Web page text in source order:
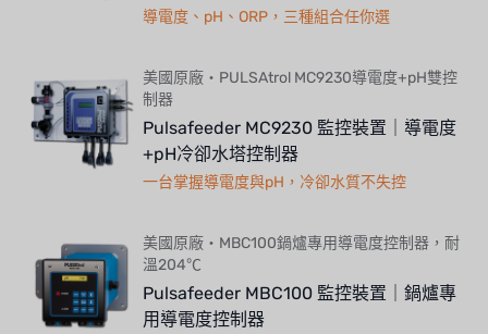
導電度、pH、ORP，三種組合任你選
美國原廠・PULSAtrol MC9230導電度+pH雙控
制器
Pulsafeeder MC9230 監控裝置｜導電度
+pH冷卻水塔控制器
一台掌握導電度與pH，冷卻水質不失控
美國原廠・MBC100鍋爐專用導電度控制器，耐
溫204℃
Pulsafeeder MBC100 監控裝置｜鍋爐專
用導電度控制器